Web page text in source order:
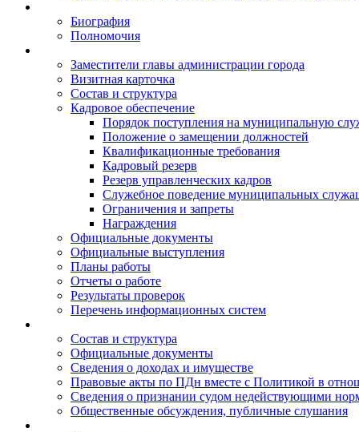
Биография
Полномочия
Заместители главы администрации города
Визитная карточка
Состав и структура
Кадровое обеспечение
Порядок поступления на муниципальную
Положение о замещении должностей
Квалификационные требования
Кадровый резерв
Резерв управленческих кадров
Служебное поведение муниципальных
Ограничения и запреты
Награждения
Официальные документы
Официальные выступления
Планы работы
Отчеты о работе
Результаты проверок
Перечень информационных систем
Состав и структура
Официальные документы
Сведения о доходах и имуществе
Правовые акты по ПДн вместе с Политикой в
Сведения о признании судом недействующими
Общественные обсуждения, публичные слушания